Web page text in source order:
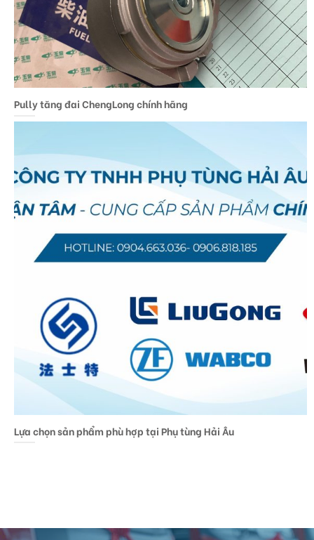
Pully tăng đai ChengLong chính hãng
Lựa chọn sản phẩm phù hợp tại Phụ tùng Hải Âu